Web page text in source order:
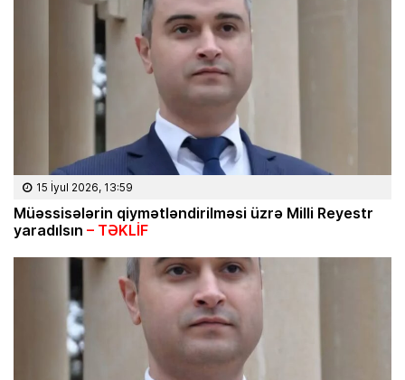
15 İyul 2026, 13:59
Müəssisələrin qiymətləndirilməsi üzrə Milli Reyestr
yaradılsın – TƏKLİF